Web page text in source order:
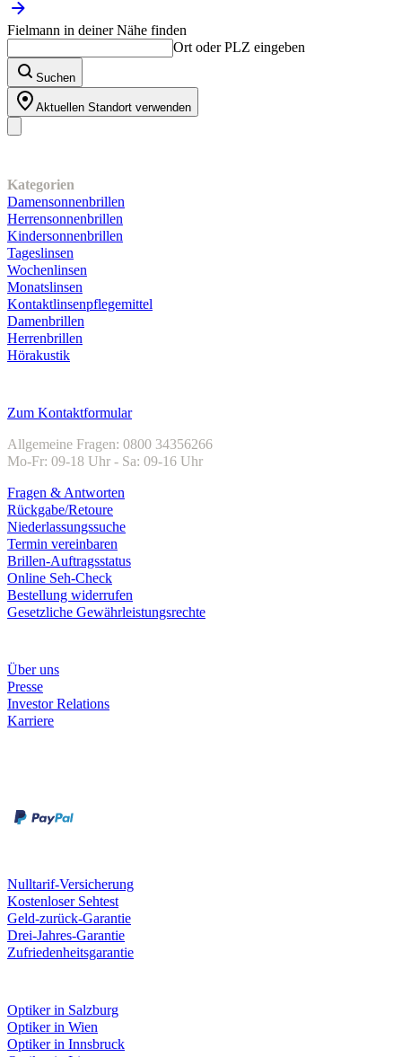
Fielmann in deiner Nähe finden
Ort oder PLZ eingeben
Suchen
Aktuellen Standort verwenden
Kategorien
Damensonnenbrillen
Herrensonnenbrillen
Kindersonnenbrillen
Tageslinsen
Wochenlinsen
Monatslinsen
Kontaktlinsenpflegemittel
Damenbrillen
Herrenbrillen
Hörakustik
Zum Kontaktformular
Allgemeine Fragen: 0800 34356266
Mo-Fr: 09-18 Uhr - Sa: 09-16 Uhr
Fragen & Antworten
Rückgabe/Retoure
Niederlassungssuche
Termin vereinbaren
Brillen-Auftragsstatus
Online Seh-Check
Bestellung widerrufen
Gesetzliche Gewährleistungsrechte
Über uns
Presse
Investor Relations
Karriere
Nulltarif-Versicherung
Kostenloser Sehtest
Geld-zurück-Garantie
Drei-Jahres-Garantie
Zufriedenheitsgarantie
Optiker in Salzburg
Optiker in Wien
Optiker in Innsbruck